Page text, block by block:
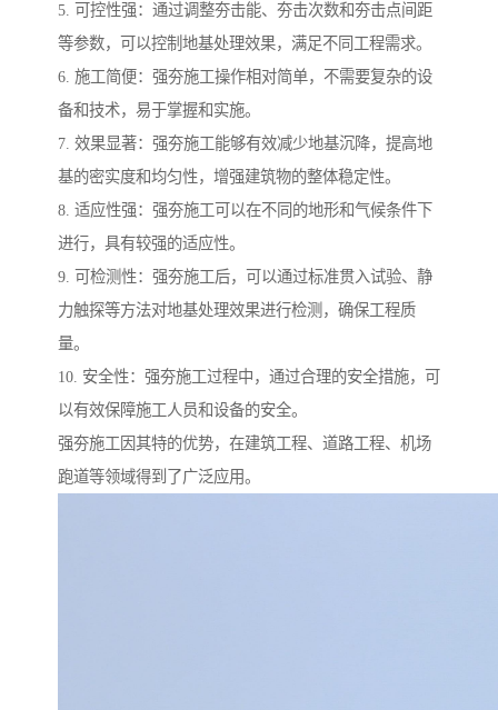
5. 可控性强：通过调整夯击能、夯击次数和夯击点间距
等参数，可以控制地基处理效果，满足不同工程需求。
6. 施工简便：强夯施工操作相对简单，不需要复杂的设
备和技术，易于掌握和实施。
7. 效果显著：强夯施工能够有效减少地基沉降，提高地
基的密实度和均匀性，增强建筑物的整体稳定性。
8. 适应性强：强夯施工可以在不同的地形和气候条件下
进行，具有较强的适应性。
9. 可检测性：强夯施工后，可以通过标准贯入试验、静
力触探等方法对地基处理效果进行检测，确保工程质
量。
10. 安全性：强夯施工过程中，通过合理的安全措施，可
以有效保障施工人员和设备的安全。
强夯施工因其特的优势，在建筑工程、道路工程、机场
跑道等领域得到了广泛应用。